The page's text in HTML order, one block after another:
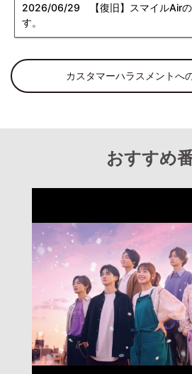
2026/06/29 【復旧】スマイルAir
す。
カスタマーハラスメントへ
おすすめ